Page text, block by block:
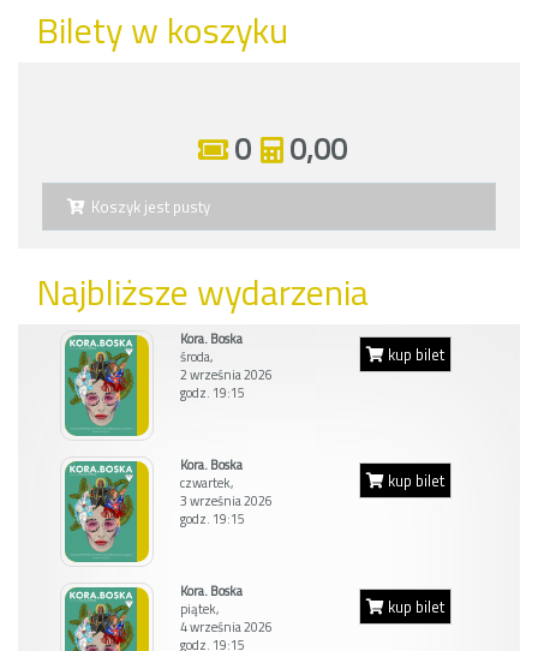
Bilety w koszyku
0 0,00
Koszyk jest pusty
Najbliższe wydarzenia
Kora. Boska
środa,
2 września 2026
godz. 19:15
kup bilet
Kora. Boska
czwartek,
3 września 2026
godz. 19:15
kup bilet
Kora. Boska
piątek,
4 września 2026
godz. 19:15
kup bilet